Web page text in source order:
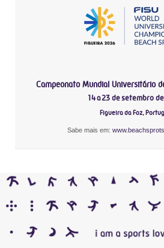
Campeonato Mundial Universitário
14 a 23 de setembro
Figueira da Foz,
Sabe mais em: